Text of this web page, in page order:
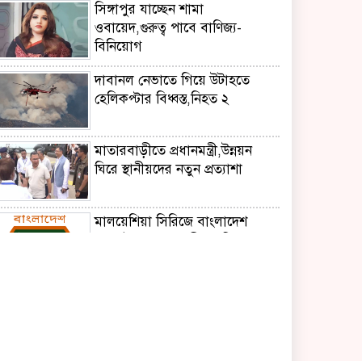
সিঙ্গাপুর যাচ্ছেন শামা
ওবায়েদ,গুরুত্ব পাবে বাণিজ্য-
বিনিয়োগ
দাবানল নেভাতে গিয়ে উটাহতে
হেলিকপ্টার বিধ্বস্ত,নিহত ২
মাতারবাড়ীতে প্রধানমন্ত্রী,উন্নয়ন
ঘিরে স্থানীয়দের নতুন প্রত্যাশা
মালয়েশিয়া সিরিজে বাংলাদেশ